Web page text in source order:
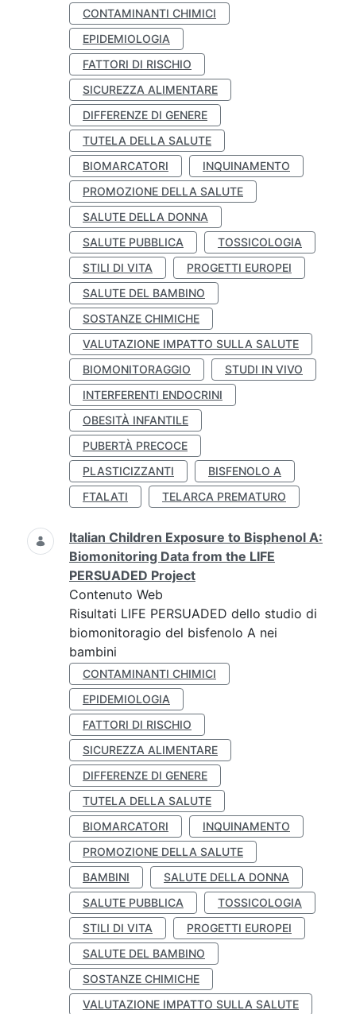
CONTAMINANTI CHIMICI
EPIDEMIOLOGIA
FATTORI DI RISCHIO
SICUREZZA ALIMENTARE
DIFFERENZE DI GENERE
TUTELA DELLA SALUTE
BIOMARCATORI
INQUINAMENTO
PROMOZIONE DELLA SALUTE
SALUTE DELLA DONNA
SALUTE PUBBLICA
TOSSICOLOGIA
STILI DI VITA
PROGETTI EUROPEI
SALUTE DEL BAMBINO
SOSTANZE CHIMICHE
VALUTAZIONE IMPATTO SULLA SALUTE
BIOMONITORAGGIO
STUDI IN VIVO
INTERFERENTI ENDOCRINI
OBESITÀ INFANTILE
PUBERTÀ PRECOCE
PLASTICIZZANTI
BISFENOLO A
FTALATI
TELARCA PREMATURO
Italian Children Exposure to Bisphenol A:
Biomonitoring Data from the LIFE
PERSUADED Project
Contenuto Web
Risultati LIFE PERSUADED dello studio di
biomonitoragio del bisfenolo A nei
bambini
CONTAMINANTI CHIMICI
EPIDEMIOLOGIA
FATTORI DI RISCHIO
SICUREZZA ALIMENTARE
DIFFERENZE DI GENERE
TUTELA DELLA SALUTE
BIOMARCATORI
INQUINAMENTO
PROMOZIONE DELLA SALUTE
BAMBINI
SALUTE DELLA DONNA
SALUTE PUBBLICA
TOSSICOLOGIA
STILI DI VITA
PROGETTI EUROPEI
SALUTE DEL BAMBINO
SOSTANZE CHIMICHE
VALUTAZIONE IMPATTO SULLA SALUTE